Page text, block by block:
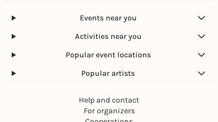
Events near you
Activities near you
Popular event locations
Popular artists
Help and contact
For organizers